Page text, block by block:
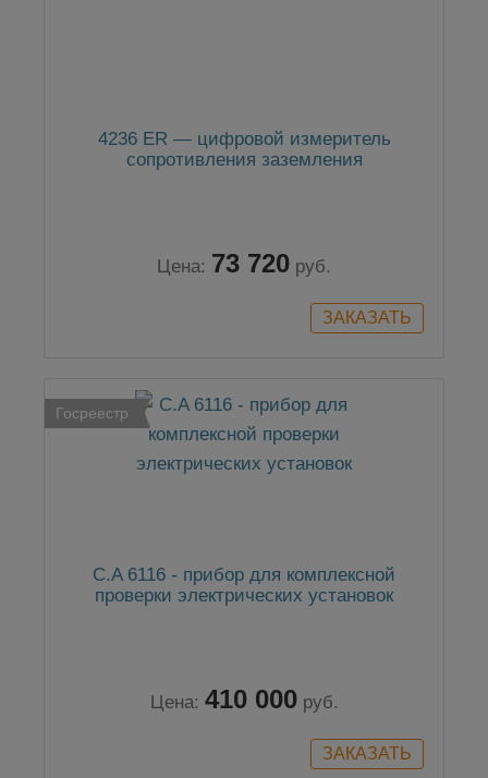
4236 ER — цифровой измеритель
сопротивления заземления
Цена: 73 720 руб.
Госреестр
C.A 6116 - прибор для комплексной
проверки электрических установок
Цена: 410 000 руб.